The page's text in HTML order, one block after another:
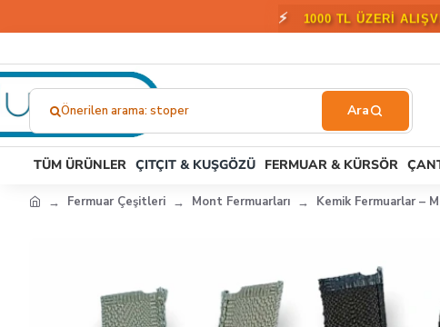
🎁 2000 TL
Aramıştınız?...
Önerilen arama: stoper
TÜM ÜRÜNLER ÇITÇIT & KUŞGÖZÜ FERMUAR & KÜRSÖR
Fermuar Çeşitleri Mont Fermuarları Kemik Fermuarlar –